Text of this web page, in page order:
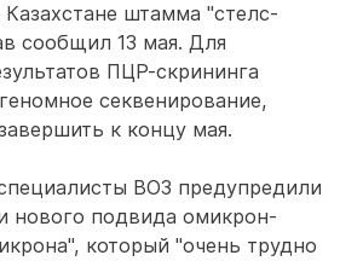
штамма "стелс-
сообщил 13 мая. Для
ПЦР-скрининга
секвенирование,
к концу мая.
ВОЗ предупредили
нового подвида омикрон-
который "очень трудно